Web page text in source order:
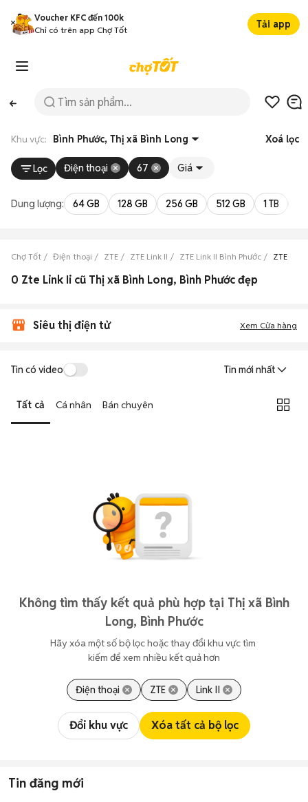
Voucher KFC đến 100k
Chỉ có trên app Chợ Tốt
Tải app
Khu vực: Bình Phước, Thị xã Bình Long Xoá lọc
Lọc Điện thoại 67 Giá
Dung lượng: 64 GB 128 GB 256 GB 512 GB 1 TB
Chợ Tốt Điện thoại ZTE ZTE Link II ZTE Link II Bình Phước ZTE
0 Zte Link Ii cũ Thị xã Bình Long, Bình Phước đẹp
Siêu thị điện tử Xem Cửa hàng
Tin có video Tin mới nhất
Tất cả Cá nhân Bán chuyên
Không tìm thấy kết quả phù hợp tại Thị xã Bình
Long, Bình Phước
Hãy xóa một số bộ lọc hoặc thay đổi khu vực tìm
kiếm để xem nhiều kết quả hơn
Điện thoại ZTE Link II
Đổi khu vực Xóa tất cả bộ lọc
Tin đăng mới